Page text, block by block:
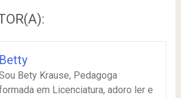
Betty
Bety Krause, Pedagoga
em Licenciatura, adoro ler e